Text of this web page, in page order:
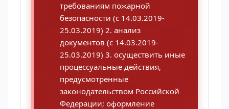
требованиям пожарной
безопасности (с 14.03.2019-
25.03.2019) 2. анализ
документов (с 14.03.2019-
25.03.2019) 3. осуществить иные
процессуальные действия,
предусмотренные
законодательством Российской
Федерации; оформление